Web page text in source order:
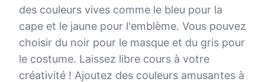
des couleurs vives comme le bleu pour la
cape et le jaune pour l'emblème. Vous pouvez
choisir du noir pour le masque et du gris pour
le costume. Laissez libre cours à votre
créativité ! Ajoutez des couleurs amusantes à